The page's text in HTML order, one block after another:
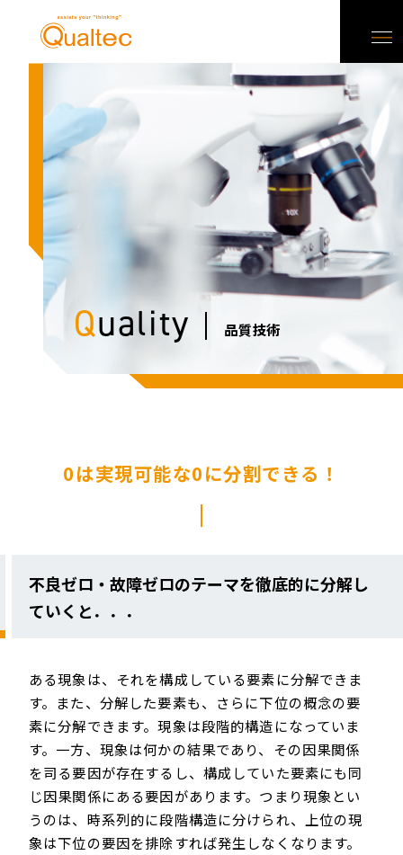
Quality 品質技術
0は実現可能な0に分割できる！
不良ゼロ・故障ゼロのテーマを徹底的に分解し
ていくと．．．
ある現象は、それを構成している要素に分解できま
す。また、分解した要素も、さらに下位の概念の要
素に分解できます。現象は段階的構造になっていま
す。一方、現象は何かの結果であり、その因果関係
を司る要因が存在するし、構成していた要素にも同
じ因果関係にある要因があります。つまり現象とい
うのは、時系列的に段階構造に分けられ、上位の現
象は下位の要因を排除すれば発生しなくなります。